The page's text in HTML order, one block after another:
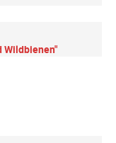
Wildbienen"